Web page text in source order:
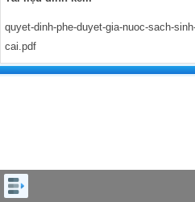
quyet-dinh-phe-duyet-gia-nuoc-sach-
cai.pdf